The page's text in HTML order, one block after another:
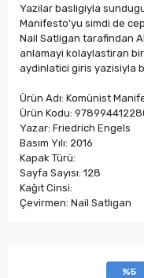
Yazilar basligiyla
Manifesto'yu simdi de
Nail Satligan tarafindan
anlamayi kolaylastiran
aydinlatici giris yazisiyla
Ürün Adı: Komünist
Ürün Kodu:
Yazar: Friedrich Engels
Basım Yılı: 2016
Kapak Türü:
Sayfa Sayısı: 128
Kağıt Cinsi:
Çevirmen: Nail Satlıgan
%5